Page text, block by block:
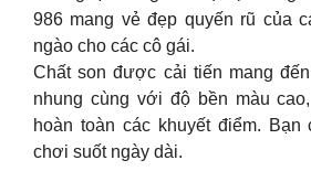
986 mang vẻ đẹp quyến rũ của
ngào cho các cô gái.
Chất son được cải tiến mang
nhung cùng với độ bền màu
hoàn toàn các khuyết điểm. Bạn
chơi suốt ngày dài.